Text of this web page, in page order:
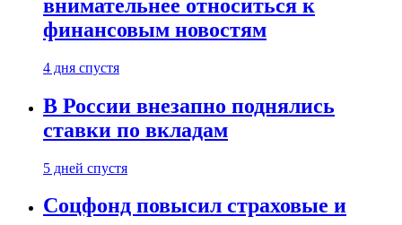
внимательнее относиться к
финансовым новостям
4 дня спустя
В России внезапно поднялись
ставки по вкладам
5 дней спустя
Соцфонд повысил страховые и